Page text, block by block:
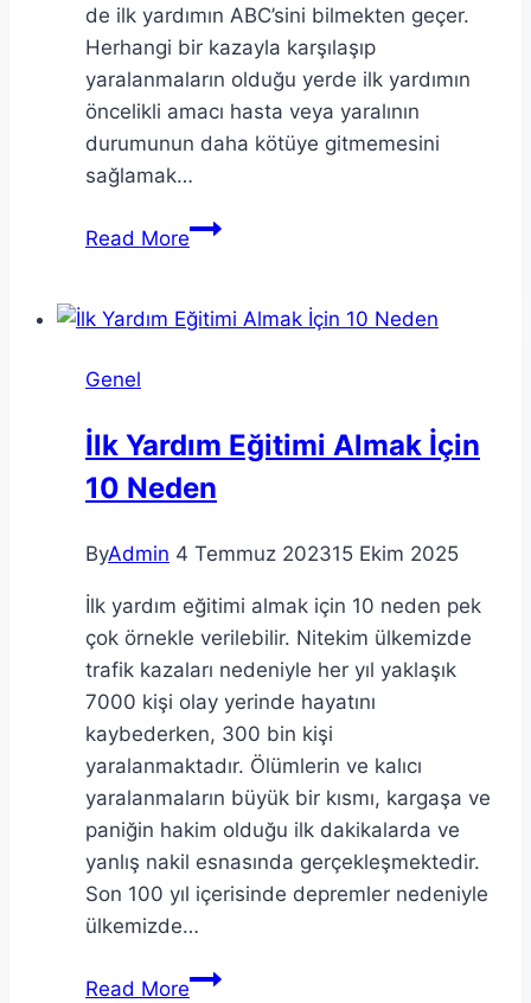
de ilk yardımın ABC’sini bilmekten geçer.
Herhangi bir kazayla karşılaşıp
yaralanmaların olduğu yerde ilk yardımın
öncelikli amacı hasta veya yaralının
durumunun daha kötüye gitmemesini
sağlamak…
Read Moreİlk Yardımın ABC’si Nedir?
Genel
İlk Yardım Eğitimi Almak İçin
10 Neden
ByAdmin 4 Temmuz 202315 Ekim 2025
İlk yardım eğitimi almak için 10 neden pek
çok örnekle verilebilir. Nitekim ülkemizde
trafik kazaları nedeniyle her yıl yaklaşık
7000 kişi olay yerinde hayatını
kaybederken, 300 bin kişi
yaralanmaktadır. Ölümlerin ve kalıcı
yaralanmaların büyük bir kısmı, kargaşa ve
paniğin hakim olduğu ilk dakikalarda ve
yanlış nakil esnasında gerçekleşmektedir.
Son 100 yıl içerisinde depremler nedeniyle
ülkemizde…
Read Moreİlk